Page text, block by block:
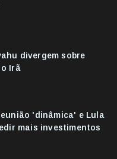
divergem sobre
Irã
'dinâmica' e Lula
mais investimentos